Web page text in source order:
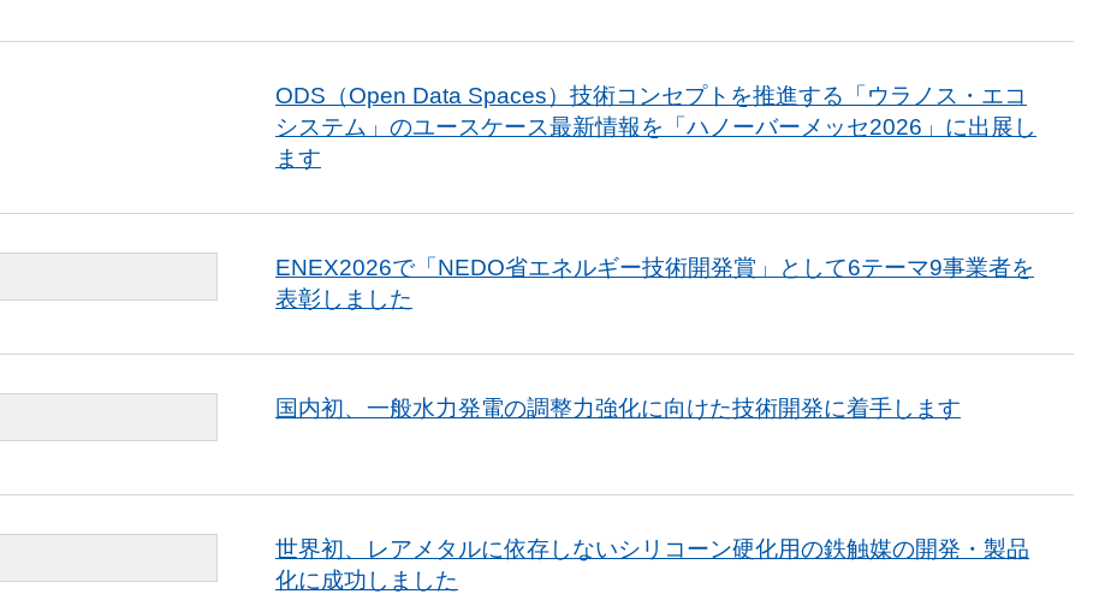
ODS（Open Data Spaces）技術コンセプトを推進する「ウラノス・エコ
システム」のユースケース最新情報を「ハノーバーメッセ2026」に出展し
ます
ENEX2026で「NEDO省エネルギー技術開発賞」として6テーマ9事業者を
表彰しました
国内初、一般水力発電の調整力強化に向けた技術開発に着手します
世界初、レアメタルに依存しないシリコーン硬化用の鉄触媒の開発・製品
化に成功しました